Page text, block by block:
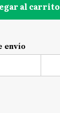
al carrito
envío